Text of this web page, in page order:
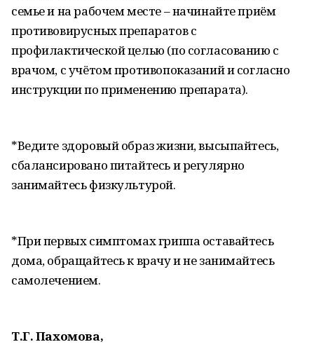
семье и на рабочем месте – начинайте приём
противовирусных препаратов с
профилактической целью (по согласованию с
врачом, с учётом противопоказаний и согласно
инструкции по применению препарата).
*Ведите здоровый образ жизни, высыпайтесь,
сбалансировано питайтесь и регулярно
занимайтесь физкультурой.
*При первых симптомах гриппа оставайтесь
дома, обращайтесь к врачу и не занимайтесь
самолечением.
Т.Г. Пахомова,